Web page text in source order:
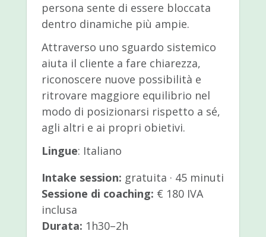
persona sente di essere bloccata
dentro dinamiche più ampie.
Attraverso uno sguardo sistemico
aiuta il cliente a fare chiarezza,
riconoscere nuove possibilità e
ritrovare maggiore equilibrio nel
modo di posizionarsi rispetto a sé,
agli altri e ai propri obietivi.
Lingue: Italiano
Intake session: gratuita · 45 minuti
Sessione di coaching: € 180 IVA
inclusa
Durata: 1h30–2h